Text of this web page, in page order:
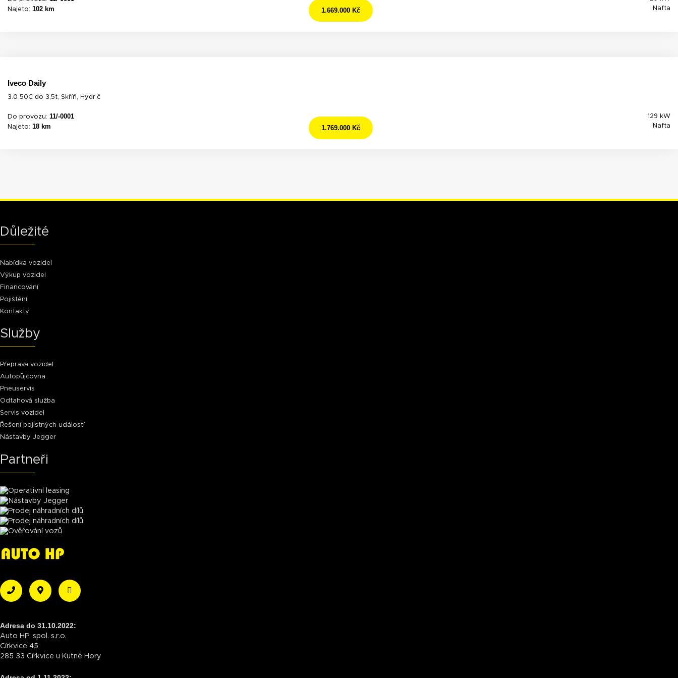
Najeto: 102 km
Nafta
1.669.000 Kč
Iveco Daily
3.0 50C do 3,5t, Skříň, Hydr.č
Do provozu: 11/-0001
Najeto: 18 km
129 kW
Nafta
1.769.000 Kč
Důležité
Nabídka vozidel
Výkup vozidel
Financování
Pojištění
Kontakty
Služby
Přeprava vozidel
Autopůjčovna
Pneuservis
Odtahová služba
Servis vozidel
Řešení pojistných událostí
Nástavby Jegger
Partneři
Adresa do 31.10.2022:
Auto HP, spol. s.r.o.
Církvice 45
285 33 Církvice u Kutné Hory